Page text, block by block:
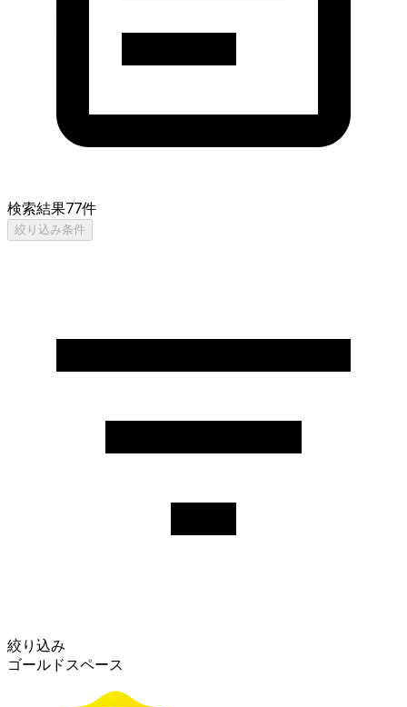
検索結果77件
絞り込み条件
絞り込み
ゴールドスペース